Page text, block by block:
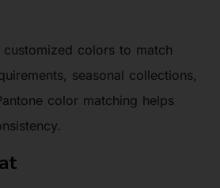
colors to match
seasonal collections,
color matching helps